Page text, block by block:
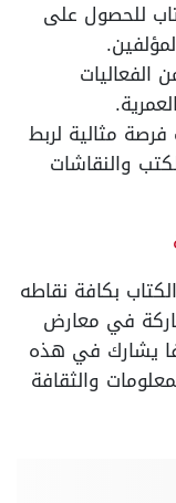
للحصول على
الفعاليات
فرصة مثالية لربط
والنقاشات
بكافة نقاطه
في معارض
يشارك في هذه
والثقافة